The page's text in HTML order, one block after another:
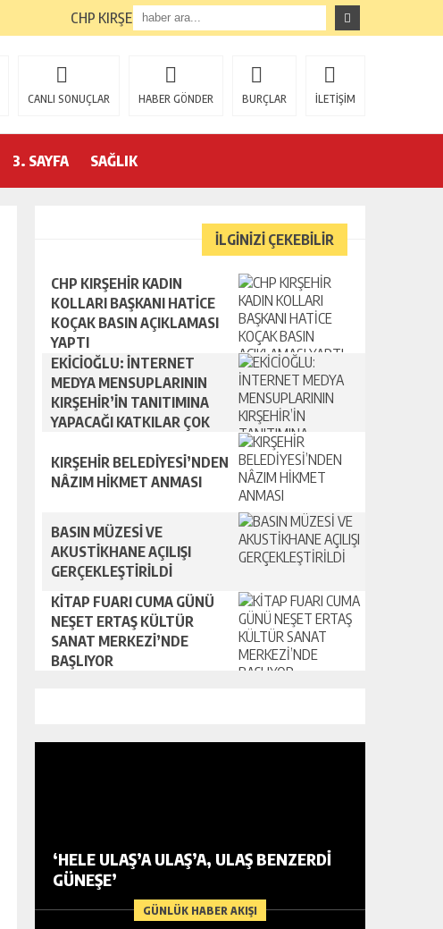
CHP KIRŞEHİR KADIN KOLLARI BAŞKANI HATİCE KOÇAK
CANLI SONUÇLAR HABER GÖNDER BURÇLAR İLETİŞİM
3. SAYFA SAĞLIK
İLGİNİZİ ÇEKEBİLİR
CHP KIRŞEHİR KADIN
KOLLARI BAŞKANI HATİCE
KOÇAK BASIN AÇIKLAMASI
YAPTI
EKİCİOĞLU: İNTERNET
MEDYA MENSUPLARININ
KIRŞEHİR’İN TANITIMINA
YAPACAĞI KATKILAR ÇOK
KIRŞEHİR BELEDİYESİ’NDEN
NÂZIM HİKMET ANMASI
BASIN MÜZESİ VE
AKUSTİKHANE AÇILIŞI
GERÇEKLEŞTİRİLDİ
KİTAP FUARI CUMA GÜNÜ
NEŞET ERTAŞ KÜLTÜR
SANAT MERKEZİ’NDE
BAŞLIYOR
GÜNLÜK HABER AKIŞI
‘HELE ULAŞ’A ULAŞ’A, ULAŞ BENZERDİ
GÜNEŞE’